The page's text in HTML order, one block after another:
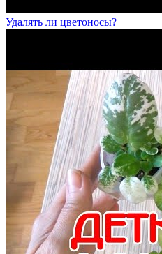
Удалять ли цветоносы?